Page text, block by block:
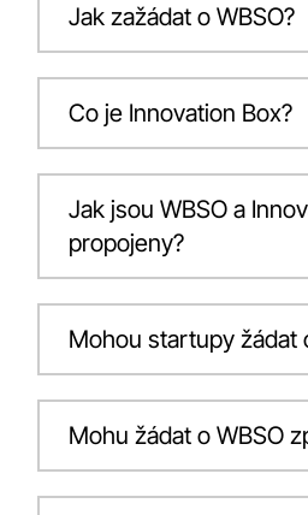
Jak zažádat o WBSO?
Co je Innovation Box?
Jak jsou WBSO a
propojeny?
Mohou startupy žádat
Mohu žádat o WBSO